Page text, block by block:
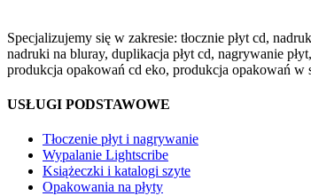
Specjalizujemy się w zakresie: tłocznie płyt cd,
nadruki na bluray, duplikacja płyt cd, nagrywanie
produkcja opakowań cd eko, produkcja opakowań w
USŁUGI PODSTAWOWE
Tłoczenie płyt i nagrywanie
Wypalanie Lightscribe
Książeczki i katalogi szyte
Opakowania na płyty